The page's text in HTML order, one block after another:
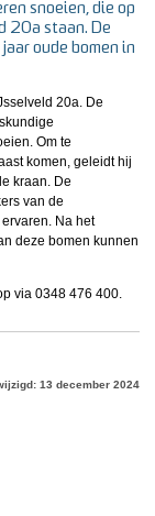
snoeien, die op
20a staan. De
oude bomen in
20a. De
Om te
komen, geleidt hij
kraan. De
van de
Na het
deze bomen kunnen
via 0348 476 400.
13 december 2024